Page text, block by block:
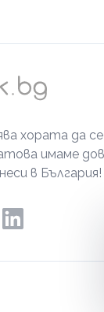
хората да
имаме
в България!